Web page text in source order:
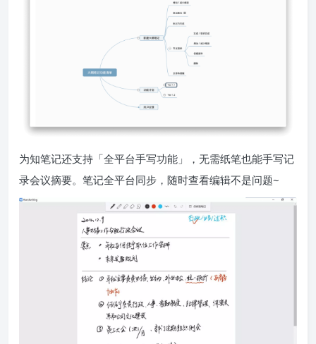
为知笔记还支持「全平台手写功能」，无需纸笔也能手写记
录会议摘要。笔记全平台同步，随时查看编辑不是问题~